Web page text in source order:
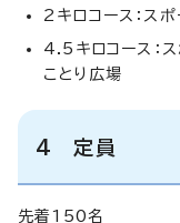
2キロコース：ス
4.5キロコース：
ことり広場
4 定員
先着150名